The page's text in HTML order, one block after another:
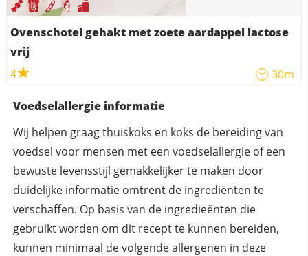
Ovenschotel gehakt met zoete aardappel lactose
vrij
4
30m
Voedselallergie informatie
Wij helpen graag thuiskoks en koks de bereiding van
voedsel voor mensen met een voedselallergie of een
bewuste levensstijl gemakkelijker te maken door
duidelijke informatie omtrent de ingrediënten te
verschaffen. Op basis van de ingredieënten die
gebruikt worden om dit recept te kunnen bereiden,
kunnen minimaal de volgende allergenen in deze